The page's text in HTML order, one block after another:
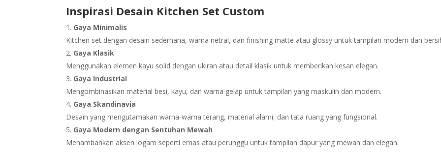
Inspirasi Desain Kitchen Set Custom
Gaya Minimalis
Kitchen set dengan desain sederhana, warna netral, dan finishing matte atau glossy untuk tampilan modern dan
Gaya Klasik
Menggunakan elemen kayu solid dengan ukiran atau detail klasik untuk memberikan kesan elegan.
Gaya Industrial
Mengombinasikan material besi, kayu, dan warna gelap untuk tampilan yang maskulin dan modern.
Gaya Skandinavia
Desain yang mengutamakan warna-warna terang, material alami, dan tata ruang yang fungsional.
Gaya Modern dengan Sentuhan Mewah
Menambahkan aksen logam seperti emas atau perunggu untuk tampilan dapur yang mewah dan elegan.